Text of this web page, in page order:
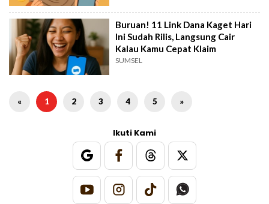
Buruan! 11 Link Dana Kaget Hari
Ini Sudah Rilis, Langsung Cair
Kalau Kamu Cepat Klaim
SUMSEL
« 1 2 3 4 5 »
Ikuti Kami